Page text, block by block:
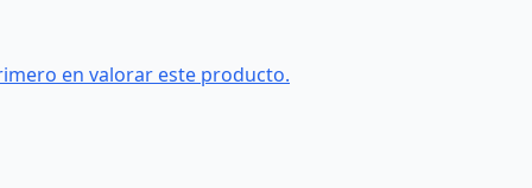
en valorar este producto.